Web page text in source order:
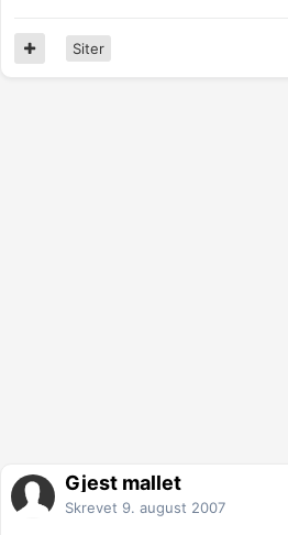
Siter
Gjest mallet
Skrevet 9. august 2007